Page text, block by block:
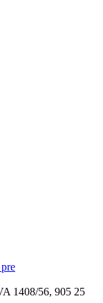
1408/56, 905 25